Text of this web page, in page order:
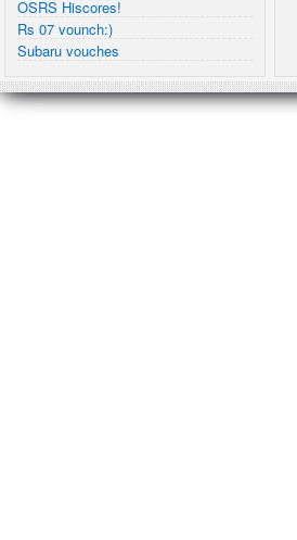
OSRS Hiscores!
Rs 07 vounch:)
Subaru vouches